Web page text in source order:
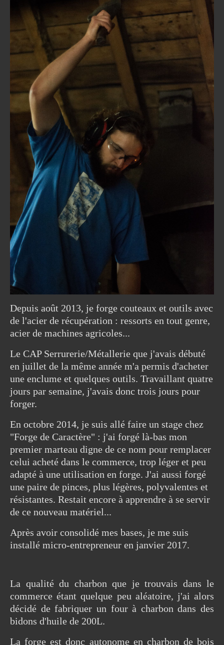
Depuis août 2013, je forge couteaux et outils avec
de l'acier de récupération : ressorts en tout genre,
acier de machines agricoles...
Le CAP Serrurerie/Métallerie que j'avais débuté
en juillet de la même année m'a permis d'acheter
une enclume et quelques outils. Travaillant quatre
jours par semaine, j'avais donc trois jours pour
forger.
En octobre 2014, je suis allé faire un stage chez
"Forge de Caractère" : j'ai forgé là-bas mon
premier marteau digne de ce nom pour remplacer
celui acheté dans le commerce, trop léger et peu
adapté à une utilisation en forge. J'ai aussi forgé
une paire de pinces, plus légères, polyvalentes et
résistantes. Restait encore à apprendre à se servir
de ce nouveau matériel...
Après avoir consolidé mes bases, je me suis
installé micro-entrepreneur en janvier 2017.
La qualité du charbon que je trouvais dans le
commerce étant quelque peu aléatoire, j'ai alors
décidé de fabriquer un four à charbon dans des
bidons d'huile de 200L.
La forge est donc autonome en charbon de bois